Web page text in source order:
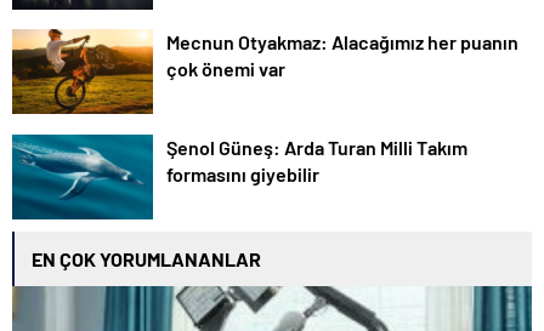
Mecnun Otyakmaz: Alacağımız her puanın
çok önemi var
Şenol Güneş: Arda Turan Milli Takım
formasını giyebilir
EN ÇOK YORUMLANANLAR